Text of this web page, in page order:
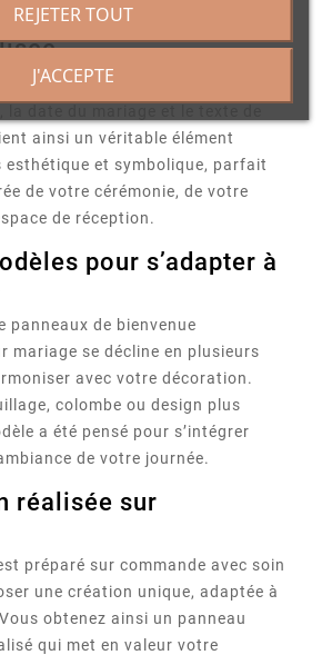
d’accueil élégante
bienvenue peut être personnalisé
ainsi un véritable élément
et symbolique, parfait
de votre cérémonie, de votre
de réception.
pour s’adapter à
panneaux de bienvenue
mariage se décline en plusieurs
avec votre décoration.
colombe ou design plus
a été pensé pour s’intégrer
de votre journée.
réalisée sur
préparé sur commande avec soin
une création unique, adaptée à
obtenez ainsi un panneau
qui met en valeur votre
REJETER TOUT
J'ACCEPTE